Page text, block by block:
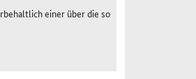
einer über die so